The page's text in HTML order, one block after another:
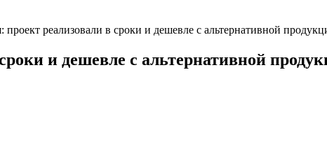
реализовали в сроки и дешевле с альтернативной
и дешевле с альтернативной